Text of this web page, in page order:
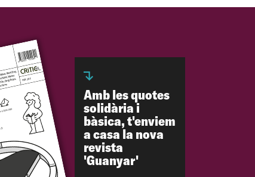
Amb les quotes
solidària i
bàsica, t'enviem
a casa la nova
revista
'Guanyar'